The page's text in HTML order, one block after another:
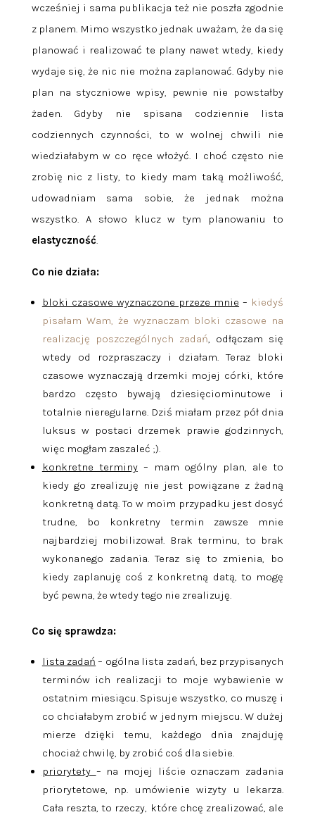
wcześniej i sama publikacja też nie poszła zgodnie
z planem. Mimo wszystko jednak uważam, że da się
planować i realizować te plany nawet wtedy, kiedy
wydaje się, że nic nie można zaplanować. Gdyby nie
plan na styczniowe wpisy, pewnie nie powstałby
żaden. Gdyby nie spisana codziennie lista
codziennych czynności, to w wolnej chwili nie
wiedziałabym w co ręce włożyć. I choć często nie
zrobię nic z listy, to kiedy mam taką możliwość,
udowadniam sama sobie, że jednak można
wszystko. A słowo klucz w tym planowaniu to
elastyczność.
Co nie działa:
bloki czasowe wyznaczone przeze mnie – kiedyś
pisałam Wam, że wyznaczam bloki czasowe na
realizację poszczególnych zadań, odłączam się
wtedy od rozpraszaczy i działam. Teraz bloki
czasowe wyznaczają drzemki mojej córki, które
bardzo często bywają dziesięciominutowe i
totalnie nieregularne. Dziś miałam przez pół dnia
luksus w postaci drzemek prawie godzinnych,
więc mogłam zaszaleć ;).
konkretne terminy– mam ogólny plan, ale to
kiedy go zrealizuję nie jest powiązane z żadną
konkretną datą. To w moim przypadku jest dosyć
trudne, bo konkretny termin zawsze mnie
najbardziej mobilizował. Brak terminu, to brak
wykonanego zadania. Teraz się to zmienia, bo
kiedy zaplanuję coś z konkretną datą, to mogę
być pewna, że wtedy tego nie zrealizuję.
Co się sprawdza:
lista zadań – ogólna lista zadań, bez przypisanych
terminów ich realizacji to moje wybawienie w
ostatnim miesiącu. Spisuje wszystko, co muszę i
co chciałabym zrobić w jednym miejscu. W dużej
mierze dzięki temu, każdego dnia znajduję
chociaż chwilę, by zrobić coś dla siebie.
priorytety – na mojej liście oznaczam zadania
priorytetowe, np. umówienie wizyty u lekarza.
Cała reszta, to rzeczy, które chcę zrealizować, ale